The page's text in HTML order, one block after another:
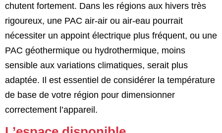
chutent fortement. Dans les régions aux hivers très
rigoureux, une PAC air-air ou air-eau pourrait
nécessiter un appoint électrique plus fréquent, ou une
PAC géothermique ou hydrothermique, moins
sensible aux variations climatiques, serait plus
adaptée. Il est essentiel de considérer la température
de base de votre région pour dimensionner
correctement l’appareil.